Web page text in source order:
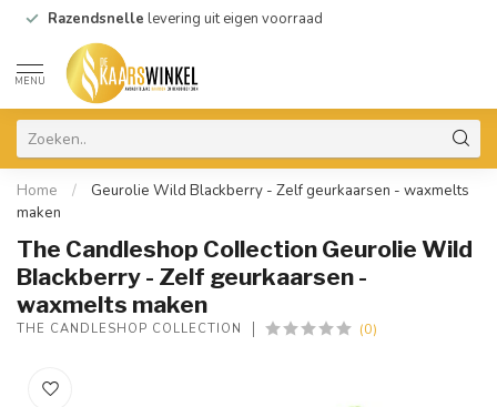
Razendsnelle levering uit eigen voorraad
MENU
Home /
Geurolie Wild Blackberry - Zelf geurkaarsen - waxmelts
maken
The Candleshop Collection Geurolie Wild
Blackberry - Zelf geurkaarsen -
waxmelts maken
THE CANDLESHOP COLLECTION (0)